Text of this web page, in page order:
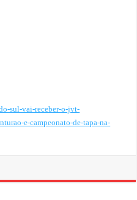
sul-vai-receber-o-jvt-
e-campeonato-de-tapa-na-